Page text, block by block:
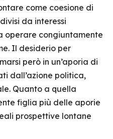
come coesione di
da interessi
operare congiuntamente
Il desiderio per
però in un’aporia di
dall’azione politica,
Quanto a quella
figlia più delle aporie
prospettive lontane